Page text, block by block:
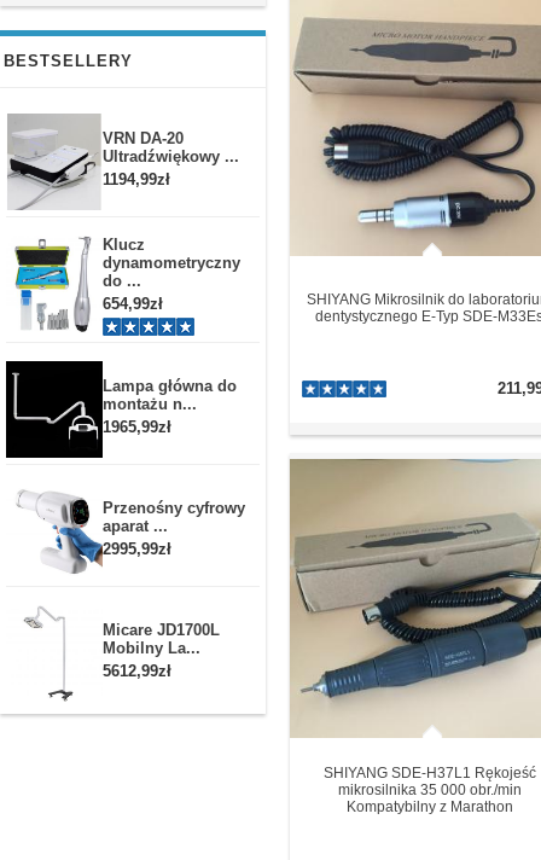
BESTSELLERY
VRN DA-20
Ultradźwiękowy ...
1194,99zł
Klucz
dynamometryczny
do ...
654,99zł
Lampa główna do
montażu n...
1965,99zł
Przenośny cyfrowy
aparat ...
2995,99zł
Micare JD1700L
Mobilny La...
5612,99zł
SHIYANG Mikrosilnik do
dentystycznego E-Typ SDE-
SHIYANG SDE-H37L1 Rękojeść
mikrosilnika 35 000 obr./min
Kompatybilny z Marathon